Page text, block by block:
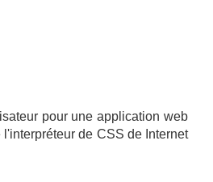
pour une application web
de CSS de Internet